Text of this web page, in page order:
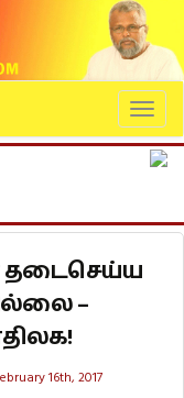
–
16th, 2017